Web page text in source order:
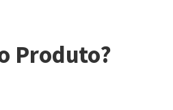
Produto?